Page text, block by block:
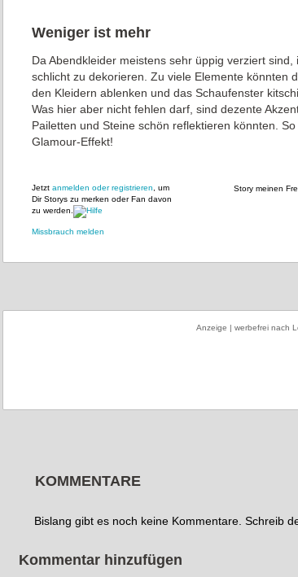
Weniger ist mehr
Da Abendkleider meistens sehr üppig verziert
schlicht zu dekorieren. Zu viele Elemente könnten
den Kleidern ablenken und das Schaufenster
Was hier aber nicht fehlen darf, sind dezente
Pailetten und Steine schön reflektieren könnten.
Glamour-Effekt!
Story meinen
Jetzt anmelden oder registrieren , um
Dir Storys zu merken oder Fan davon
zu werden.
Missbrauch melden
Anzeige | werbefrei nach
KOMMENTARE
Bislang gibt es noch keine Kommentare. Schreib
Kommentar hinzufügen